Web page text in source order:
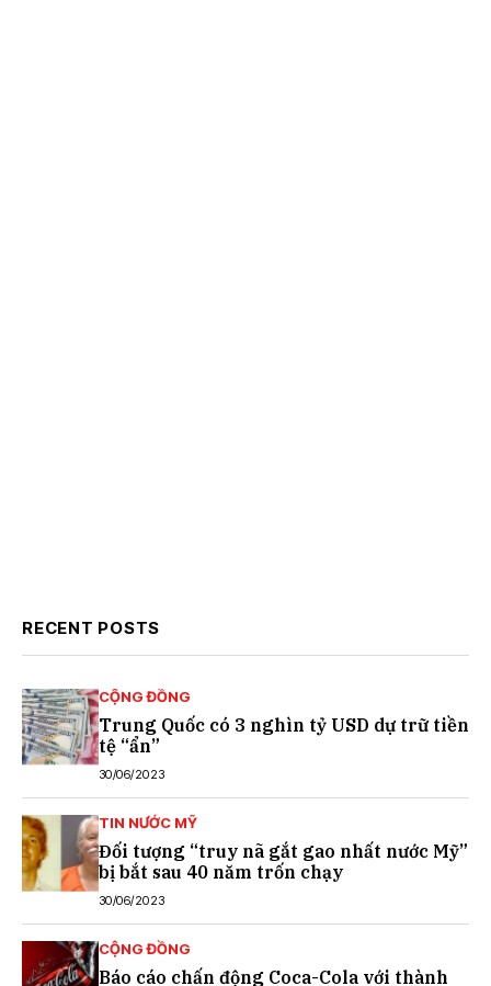
RECENT POSTS
CỘNG ĐỒNG
Trung Quốc có 3 nghìn tỷ USD dự trữ tiền
tệ “ẩn”
30/06/2023
TIN NƯỚC MỸ
Đối tượng “truy nã gắt gao nhất nước Mỹ”
bị bắt sau 40 năm trốn chạy
30/06/2023
CỘNG ĐỒNG
Báo cáo chấn động Coca-Cola với thành